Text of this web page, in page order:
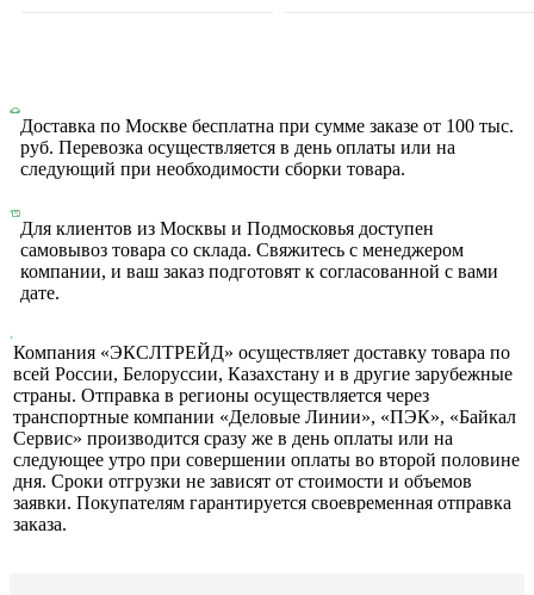
Доставка по Москве бесплатна при сумме заказе от 100 тыс.
руб. Перевозка осуществляется в день оплаты или на
следующий при необходимости сборки товара.
Для клиентов из Москвы и Подмосковья доступен
самовывоз товара со склада. Свяжитесь с менеджером
компании, и ваш заказ подготовят к согласованной с вами
дате.
Компания «ЭКСЛТРЕЙД» осуществляет доставку товара по
всей России, Белоруссии, Казахстану и в другие зарубежные
страны. Отправка в регионы осуществляется через
транспортные компании «Деловые Линии», «ПЭК», «Байкал
Сервис» производится сразу же в день оплаты или на
следующее утро при совершении оплаты во второй половине
дня. Сроки отгрузки не зависят от стоимости и объемов
заявки. Покупателям гарантируется своевременная отправка
заказа.